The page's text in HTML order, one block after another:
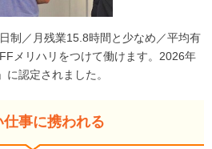
制／月残業15.8時間と少なめ／平均有
メリハリをつけて働けます。2026年
認定されました。
仕事に携われる